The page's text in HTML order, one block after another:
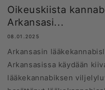
Oikeuskiista
Arkansasi...
08.01.2025
Arkansasin
Arkansasissa käydään
lääkekannabiksen